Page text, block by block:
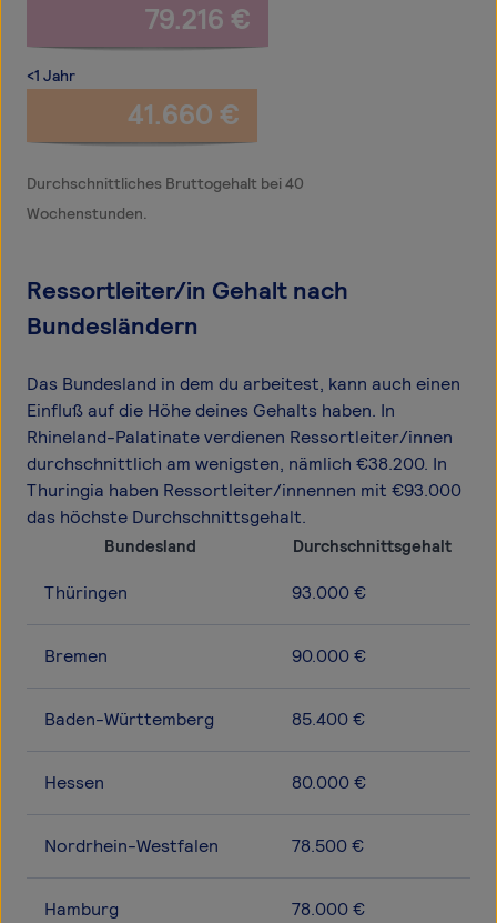
79.216 €
<1 Jahr
41.660 €
Durchschnittliches Bruttogehalt bei 40
Wochenstunden.
Ressortleiter/in Gehalt nach
Bundesländern
Das Bundesland in dem du arbeitest, kann auch einen
Einfluß auf die Höhe deines Gehalts haben. In
Rhineland-Palatinate verdienen Ressortleiter/innen
durchschnittlich am wenigsten, nämlich €38.200. In
Thuringia haben Ressortleiter/innennen mit €93.000
das höchste Durchschnittsgehalt.
Bundesland Durchschnittsgehalt
Thüringen 93.000 €
Bremen 90.000 €
Baden-Württemberg 85.400 €
Hessen 80.000 €
Nordrhein-Westfalen 78.500 €
Hamburg 78.000 €